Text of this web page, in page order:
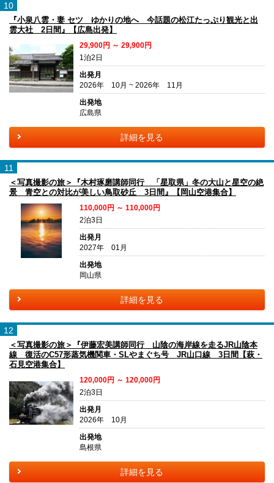
10
『小泉八雲・妻 セツ ゆかりの地へ 今話題の松江たっぷり観光と出
雲大社 2日間』【広島出発】
29,900円 ～ 29,900円
1泊2日
出発月
2026年 10月 ~ 2026年 11月
出発地
広島県
詳細を見る
11
＜写真撮影の旅＞『木村琢磨講師同行 「星取県」冬の大山と星空の絶
景 青空との対比が美しい鳥取砂丘 3日間』【岡山空港集合】
110,000円 ～ 110,000円
2泊3日
出発月
2027年 01月
出発地
岡山県
詳細を見る
12
＜写真撮影の旅＞『伊藤宏美講師同行 山陰の海岸線を走るJR山陰本
線 復活のC57形蒸気機関車・SLやまぐち号 JR山口線 3日間【萩・
石見空港集合】
120,000円 ～ 120,000円
2泊3日
出発月
2026年 10月
出発地
島根県
詳細を見る